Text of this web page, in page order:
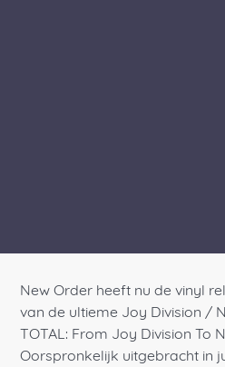
New Order heeft nu de vinyl
van de ultieme Joy Division /
TOTAL: From Joy Division To
Oorspronkelijk uitgebracht in